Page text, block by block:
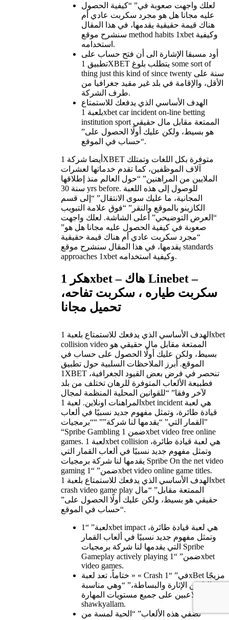
لعلك واجهت صعوبة في” “كيفية الحصول
عليه مجانا هل هو مجرد سكربت عادي أم
هناك قيمة حقيقية يقدمها، في هذا المقال
سنشرح موقع method habits 1xbet وكيفية
استخدامه.
أود مسبقا الإشارة الى أن فتح حساب على
تطبيق 1XBET يتطلب بلوغ some sort of
thing just this kind of since twenty سنة على
الأقل، والإقامة في بلد غير مقيد جغرافيا من
طرف الشركة.
الهدف الأساسي الذي يدفعك للاستمتاع
بلعبة 1xbet car incident on-line betting
institution sport الممتعة مقابل مال حقيقي
هو بسيط، ولكن عليك أولًا الحصول على”
“حساب في الموقع.
أيضا شركة 1XBET متوفرة بكل اللغات وتمتلك
آلاف الموظفين، كما تقدم خدماتها لعشرات
الملايين من المراهنين” “حول العالم منذ إطلاقها
سنة 30 yrs before. للوصول إلى هذه اللعبة
المجانية، ما عليك سوى الانتقال” “إلى قسم
الكازينو بالموقع والنقر” “فوق علامة التبويب
“العرض التوضيحي” أعلى الشاشة. لعلك واجهت
صعوبة في كيفية الحصول عليه مجانا هل هو”
“مجرد سكربت عادي أم هناك قيمة حقيقية
يقدمها، في هذا المقال سنشرح موقع standards
approaches 1xbet وكيفية استخدامه.
هكر 1xbet – هاك Linebet –
سكربت طياره ، سكربت تفاحه،
تحميل مجانا
الهدف الأساسي الذي يدفعك للاستمتاع بلعبة 1xbet
collision video الممتعة مقابل مال حقيقي هو
بسيط، ولكن عليك أولًا الحصول على حساب في
الموقع. أبرز الملاحظات السلبية حول تطبيق
1XBET تنحصر في فرض بعض القيود الجغرافية،
فطبيعة الألعاب المتوفرة للرهان تختلف من بلد
لآخر وفقا” “للقوانين المحلية المنظمة لمجال
المراهنات اونلاين. لعبة 1xbet incident هي لعبة
قيادة طائرة، وتمثل مفهوم جديد نسبيًا في ألعاب
القمار التي” “يقدمها لنا شركة”” ““برمجيات”
“Spribe Gambling ضمن 1xbet video free online
games. لعبة 1xbet collision هي لعبة قيادة طائرة،
وتمثل مفهوم جديد نسبيًا في ألعاب القمار التي
يقدمها لنا شركة برمجيات Spribe On the net video
gaming ضمن” “1xbet video online game titles.
الهدف الأساسي الذي يدفعك للاستمتاع بلعبة 1xbet
crash video game play الممتعة مقابل” “مال
حقيقي هو بسيط، ولكن عليك أولًا الحصول على”
“حساب في الموقع.
لعبة” “1xbet impact هي لعبة قيادة طائرة،
وتمثل مفهوم جديد نسبيًا في ألعاب القمار
التي يقدمها لنا شركة برمجيات Spribe
Gameplay actively playing ضمن” “1xbet
video games.
ختاماً، تعد لعبة » « Crash في” “1xBet مزيجًا
مثاليًا من الإثارة والبساطة،” “وهي مناسبة
للاعبين على جميع مستويات المهارة
shawkyallam.
تضفي هذه الألعاب” “الحية لمسة من